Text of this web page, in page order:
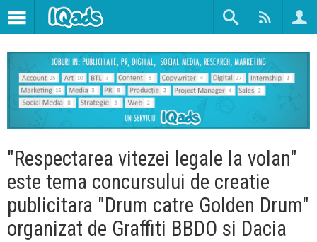
"Respectarea vitezei legale la volan"
este tema concursului de creatie
publicitara "Drum catre Golden Drum"
organizat de Graffiti BBDO si Dacia